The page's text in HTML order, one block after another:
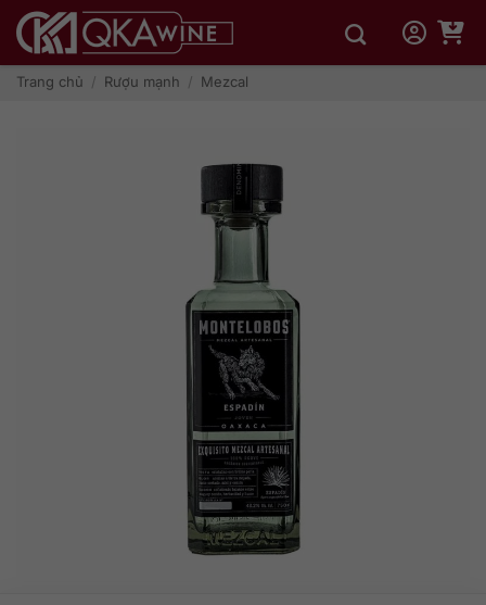
qua
dungTrang chủ / Rượu mạnh / Mezcal